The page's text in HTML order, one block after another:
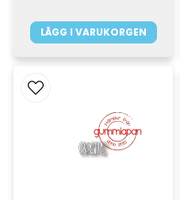
LÄGG I VARUKORGEN